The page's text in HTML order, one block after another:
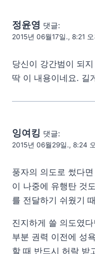
정윤영 댓글:
2015년 06월17일., 8:21 오
당신이 강간범이 되
딱 이 내용이네요. 길
잉여킹 댓글:
2015년 06월29일., 8:24
풍자의 의도로 썼다
이 나중에 유행탄 것
를 전달하기 쉬웠기
진지하게 쓸 의도였
부분 권력 이전에 성
할 때 반드시 허락 받